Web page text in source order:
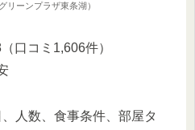
リーンプラザ東条湖）
口コミ1,606件）
人数、食事条件、部屋タ